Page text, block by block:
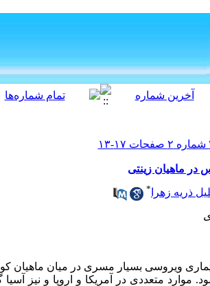
در ماهیان زینتی
ذریه زهرا *
ویروسی بسیار مسری در میان ماهیان
موارد متعددی در آمریکا و اروپا و نیز